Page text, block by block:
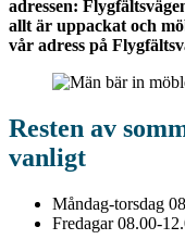
adressen:
allt är uppackat och
vår adress på
Resten av
vanligt
Måndag-torsdag
Fredagar 08.00-